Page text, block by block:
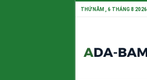
THỨ NĂM , 6 THÁNG 8 2026